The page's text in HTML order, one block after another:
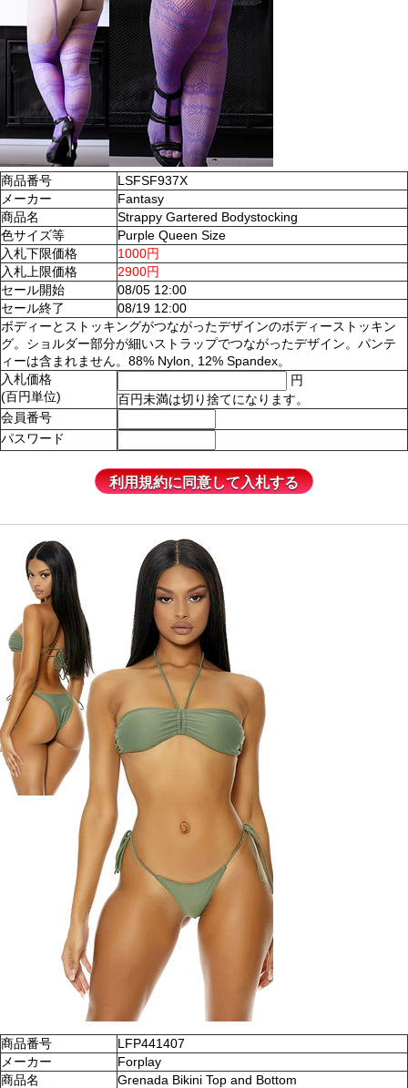
商品番号
LSFSF937X
メーカー
Fantasy
商品名
Strappy Gartered Bodystocking
色サイズ等
Purple Queen Size
入札下限価格
1000円
入札上限価格
2900円
セール開始
08/05 12:00
セール終了
08/19 12:00
ボディーとストッキングがつながったデザインのボディーストッキン
グ。ショルダー部分が細いストラップでつながったデザイン。パンテ
ィーは含まれません。88% Nylon, 12% Spandex。
入札価格
(百円単位)
円
百円未満は切り捨てになります。
会員番号
パスワード
商品番号
LFP441407
メーカー
Forplay
商品名
Grenada Bikini Top and Bottom